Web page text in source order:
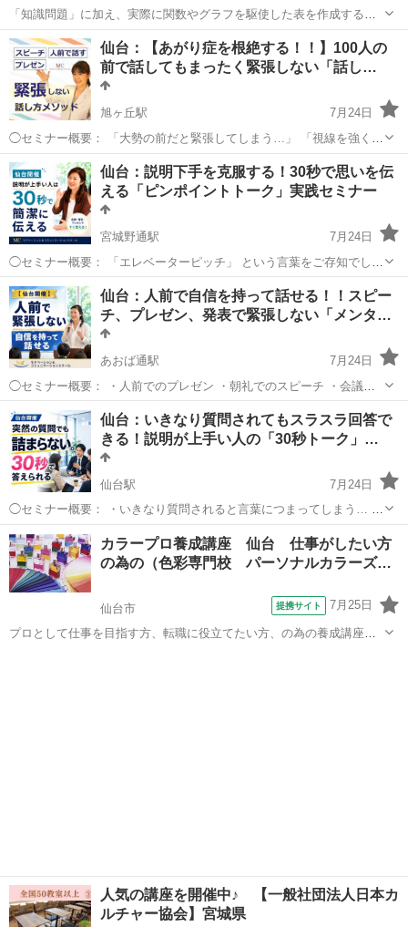
「知識問題」に加え、実際に関数やグラフを駆使した表を作成する
「実技問題」を解くことで、実践的な能力を証明できる資格制度の、3
級対策講座です。
宮城 仙台市 その他
仙台：【あがり症を根絶する！！】100人の
前で話してもまったく緊張しない「話し…
旭ヶ丘駅
7月24日
◯セミナー概要： 「大勢の前だと緊張してしまう…」 「視線を強く感
じると急に喋れなくなる…」 「用意していたものが急に飛んでしま
う…」 想定していたことの半分も伝えられなかったり、思っているこ
とが伝わらなかったり...
宮城 仙台市 旭ヶ丘駅 話し方 あがり症
仙台：説明下手を克服する！30秒で思いを伝
える「ピンポイントトーク」実践セミナー
宮城野通駅
7月24日
◯セミナー概要： 「エレベーターピッチ」 という言葉をご存知でしょ
うか？ ITの本拠地シリコンバレーでは、 「エレベーターの中で投資家
に会ったら、起業家は自分のビジネスプランを30秒で的確に伝えられ
なければ、その...
宮城 仙台市 宮城野通駅 話し方 コミュニケーション
仙台：人前で自信を持って話せる！！スピー
チ、プレゼン、発表で緊張しない「メンタ…
あおば通駅
7月24日
◯セミナー概要： ・人前でのプレゼン ・朝礼でのスピーチ ・会議で
の発言 みなさんは、人前で話すときに、緊張して声が震えたり、体が
固くなったり、言いたいことが飛んでしまったりすることはありませ
んか？ これま...
仙台市 あおば通駅 話し方 コミュニケーション
仙台：いきなり質問されてもスラスラ回答で
きる！説明が上手い人の「30秒トーク」…
仙台駅
7月24日
◯セミナー概要： ・いきなり質問されると言葉につまってしまう… ・
とっさに言いたいことをまとめるのが苦手… ・想定外の質問を受ける
と頭の中が整理できなくなる… ・突然話を振られると返答が長くなっ
てしまう… ・「結論...
宮城 仙台市 仙台駅 話し方
カラープロ養成講座 仙台 仕事がしたい方
の為の（色彩専門校 パーソナルカラーズ…
仙台市 提携サイト 7月25日
プロとして仕事を目指す方、転職に役立てたい方、の為の養成講座で
人気の講座を開催中♪ 【一般社団法人日本カ
ルチャー協会】宮城県